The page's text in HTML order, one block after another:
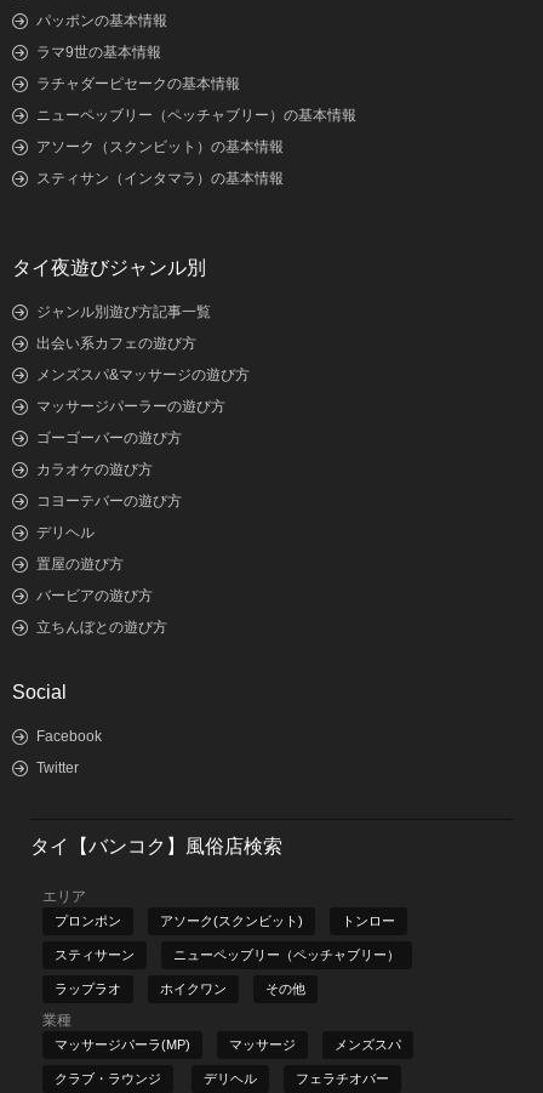
パッポンの基本情報
ラマ9世の基本情報
ラチャダーピセークの基本情報
ニューペッブリー（ペッチャブリー）の基本情報
アソーク（スクンビット）の基本情報
スティサン（インタマラ）の基本情報
タイ夜遊びジャンル別
ジャンル別遊び方記事一覧
出会い系カフェの遊び方
メンズスパ&マッサージの遊び方
マッサージパーラーの遊び方
ゴーゴーバーの遊び方
カラオケの遊び方
コヨーテバーの遊び方
デリヘル
置屋の遊び方
バービアの遊び方
立ちんぼとの遊び方
Social
Facebook
Twitter
タイ【バンコク】風俗店検索
エリア
プロンポン アソーク(スクンビット) トンロー
スティサーン ニューペッブリー（ペッチャブリー）
ラップラオ ホイクワン その他
業種
マッサージパーラ(MP) マッサージ メンズスパ
クラブ・ラウンジ デリヘル フェラチオバー